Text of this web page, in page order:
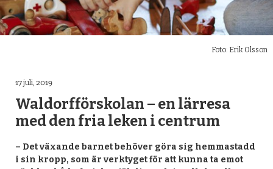
Foto: Erik Olsson
17 juli, 2019
Waldorfförskolan – en lärresa
med den fria leken i centrum
– Det växande barnet behöver göra sig hemmastadd
i sin kropp, som är verktyget för att kunna ta emot